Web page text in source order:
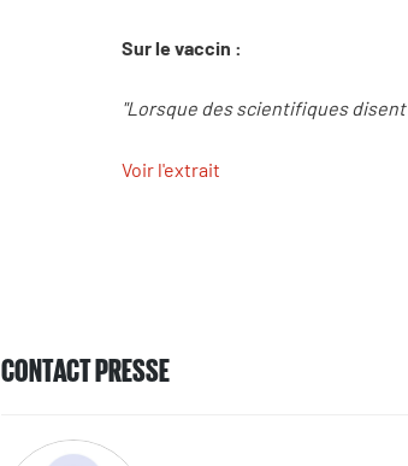
Sur le vaccin :
"Lorsque des scientifiques
Voir l'extrait
CONTACT PRESSE